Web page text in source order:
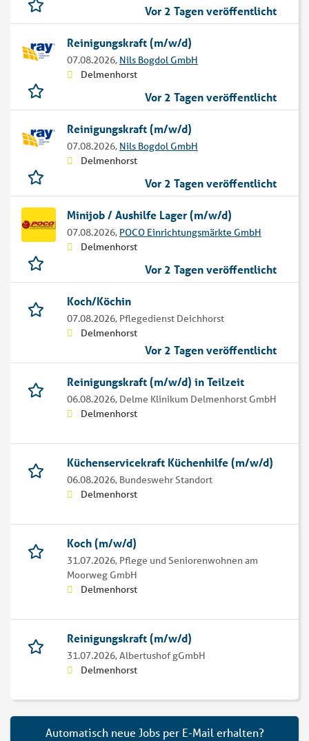
Vor 2 Tagen veröffentlicht
Reinigungskraft (m/w/d)
07.08.2026, Nils Bogdol GmbH
Delmenhorst
Vor 2 Tagen veröffentlicht
Reinigungskraft (m/w/d)
07.08.2026, Nils Bogdol GmbH
Delmenhorst
Vor 2 Tagen veröffentlicht
Minijob / Aushilfe Lager (m/w/d)
07.08.2026, POCO Einrichtungsmärkte GmbH
Delmenhorst
Vor 2 Tagen veröffentlicht
Koch/Köchin
07.08.2026, Pflegedienst Deichhorst
Delmenhorst
Vor 2 Tagen veröffentlicht
Reinigungskraft (m/w/d) in Teilzeit
06.08.2026, Delme Klinikum Delmenhorst GmbH
Delmenhorst
Küchenservicekraft Küchenhilfe (m/w/d)
06.08.2026, Bundeswehr Standort
Delmenhorst
Koch (m/w/d)
31.07.2026, Pflege und Seniorenwohnen am
Moorweg GmbH
Delmenhorst
Reinigungskraft (m/w/d)
31.07.2026,Albertushof gGmbH
Delmenhorst
Automatisch neue Jobs per E-Mail erhalten?